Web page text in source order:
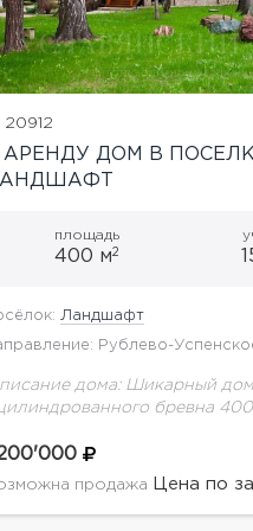
20912
АРЕНДУ ДОМ В
площадь
400 м2
Ландшафт
Рублево-
дома: Шикарный
бревна 400
дома: 1 этаж: холл,
зимний сад, кладовая,
продажа Цена по